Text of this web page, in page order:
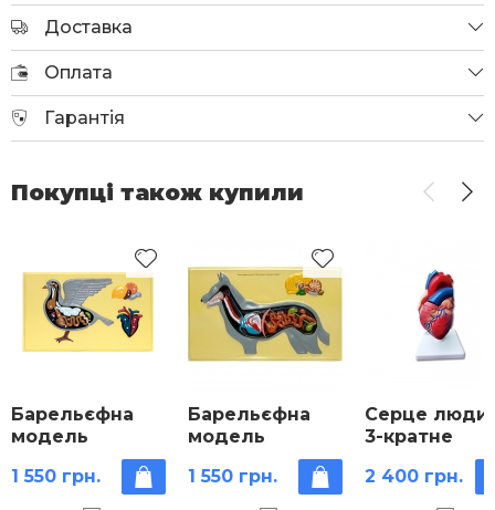
Доставка
Оплата
Гарантія
Покупці також купили
Барельєфна
модель
«Внутрішня
будова
голуба»
1 550 грн.
Барельєфна
модель
«Внутрішня
будова
собаки»
1 550 грн.
Серце
3-кратне
збільшення
модель
2 400 грн.